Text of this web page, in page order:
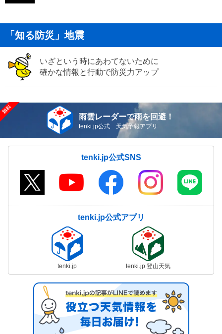
「知る防災」地震
いざという時にあわてないために
確かな情報と行動で防災力アップ
雨雲レーダーで雨を回避！
tenki.jp公式 天気予報アプリ
tenki.jp公式SNS
tenki.jp公式アプリ
tenki.jp tenki.jp 登山天気